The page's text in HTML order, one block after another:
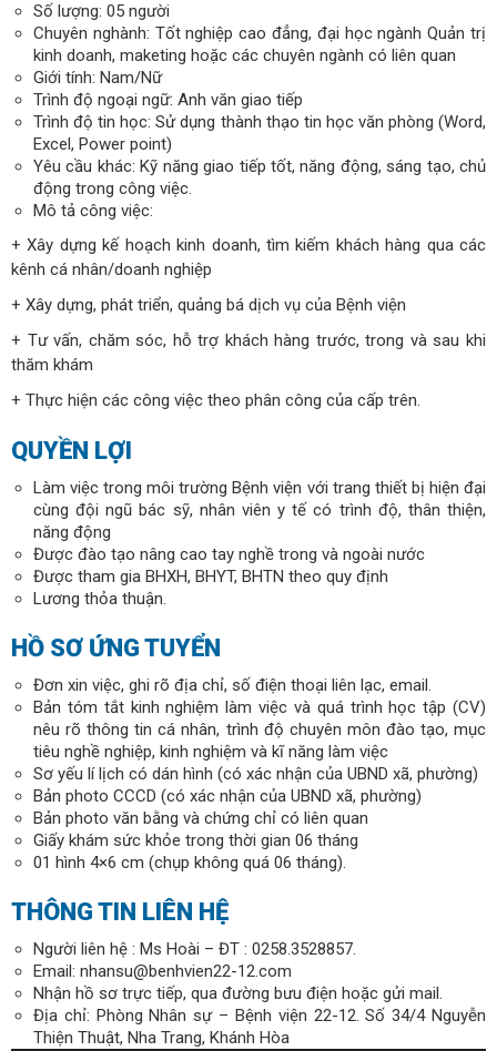
Số lượng: 05 người
Chuyên nghành: Tốt nghiệp cao đẳng, đại học ngành Quản trị
kinh doanh, maketing hoặc các chuyên ngành có liên quan
Giới tính: Nam/Nữ
Trình độ ngoại ngữ: Anh văn giao tiếp
Trình độ tin học: Sử dụng thành thạo tin học văn phòng (Word,
Excel, Power point)
Yêu cầu khác: Kỹ năng giao tiếp tốt, năng động, sáng tạo, chủ
động trong công việc.
Mô tả công việc:
+ Xây dựng kế hoạch kinh doanh, tìm kiếm khách hàng qua các
kênh cá nhân/doanh nghiệp
+ Xây dựng, phát triển, quảng bá dịch vụ của Bệnh viện
+ Tư vấn, chăm sóc, hỗ trợ khách hàng trước, trong và sau khi
thăm khám
+ Thực hiện các công việc theo phân công của cấp trên.
QUYỀN LỢI
Làm việc trong môi trường Bệnh viện với trang thiết bị hiện đại
cùng đội ngũ bác sỹ, nhân viên y tế có trình độ, thân thiện,
năng động
Được đào tạo nâng cao tay nghề trong và ngoài nước
Được tham gia BHXH, BHYT, BHTN theo quy định
Lương thỏa thuận.
HỒ SƠ ỨNG TUYỂN
Đơn xin việc, ghi rõ địa chỉ, số điện thoại liên lạc, email.
Bản tóm tắt kinh nghiệm làm việc và quá trình học tập (CV)
nêu rõ thông tin cá nhân, trình độ chuyên môn đào tạo, mục
tiêu nghề nghiệp, kinh nghiệm và kĩ năng làm việc
Sơ yếu lí lịch có dán hình (có xác nhận của UBND xã, phường)
Bản photo CCCD (có xác nhận của UBND xã, phường)
Bản photo văn bằng và chứng chỉ có liên quan
Giấy khám sức khỏe trong thời gian 06 tháng
01 hình 4×6 cm (chụp không quá 06 tháng).
THÔNG TIN LIÊN HỆ
Người liên hệ : Ms Hoài – ĐT : 0258.3528857.
Email: nhansu@benhvien22-12.com
Nhận hồ sơ trực tiếp, qua đường bưu điện hoặc gửi mail.
Địa chỉ: Phòng Nhân sự – Bệnh viện 22-12. Số 34/4 Nguyễn
Thiện Thuật, Nha Trang, Khánh Hòa